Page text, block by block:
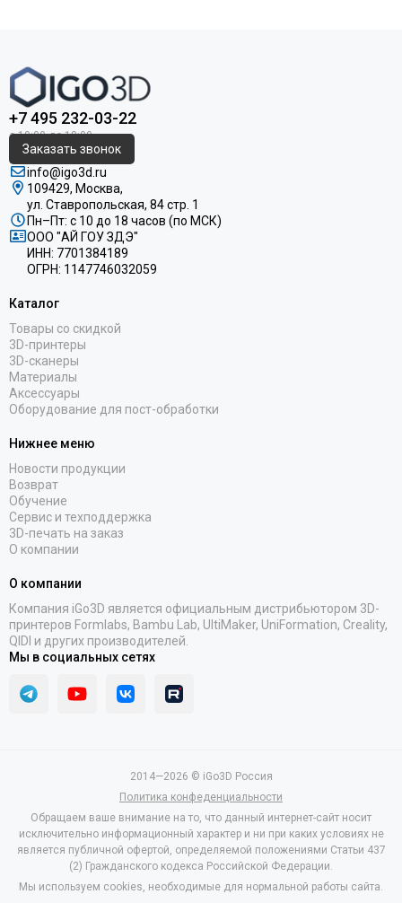
+7 495 232-03-22
Заказать звонок
info@igo3d.ru
109429, Москва,
ул. Ставропольская, 84 стр. 1
Пн–Пт: с 10 до 18 часов (по МСК)
ООО "АЙ ГОУ ЗДЭ"
ИНН: 7701384189
ОГРН: 1147746032059
Каталог
Товары со скидкой
3D-принтеры
3D-сканеры
Материалы
Аксессуары
Оборудование для пост-обработки
Нижнее меню
Новости продукции
Возврат
Обучение
Сервис и техподдержка
3D-печать на заказ
О компании
О компании
Компания iGo3D является официальным дистрибьютором 3D-
принтеров Formlabs, Bambu Lab, UltiMaker, UniFormation, Creality,
QIDI и других производителей.
Мы в социальных сетях
2014—2026 © iGo3D Россия
Политика конфеденциальности
Обращаем ваше внимание на то, что данный интернет-сайт носит
исключительно информационный характер и ни при каких условиях не
является публичной офертой, определяемой положениями Статьи 437
(2) Гражданского кодекса Российской Федерации.
Мы используем cookies, необходимые для нормальной работы сайта.